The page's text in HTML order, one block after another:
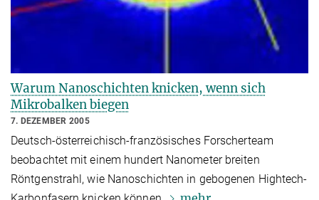
Warum Nanoschichten knicken, wenn sich
Mikrobalken biegen
7. DEZEMBER 2005
Deutsch-österreichisch-französisches Forscherteam
beobachtet mit einem hundert Nanometer breiten
Röntgenstrahl, wie Nanoschichten in gebogenen Hightech-